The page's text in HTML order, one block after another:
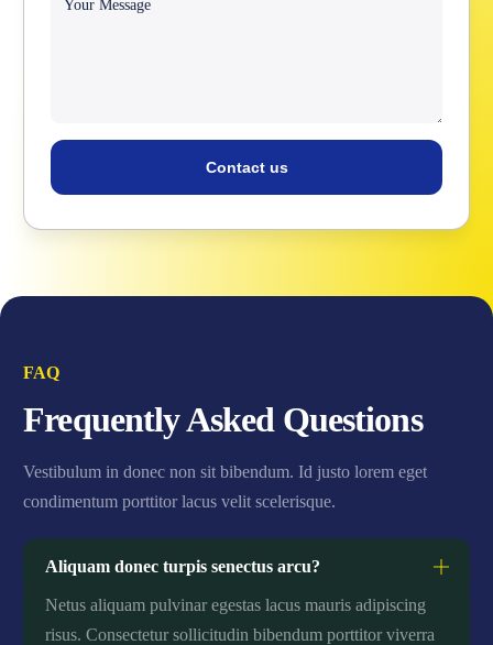
Contact us
FAQ
Frequently Asked Questions
Vestibulum in donec non sit bibendum. Id justo lorem eget
condimentum porttitor lacus velit scelerisque.
Aliquam donec turpis senectus arcu?
Netus aliquam pulvinar egestas lacus mauris adipiscing
risus. Consectetur sollicitudin bibendum porttitor viverra